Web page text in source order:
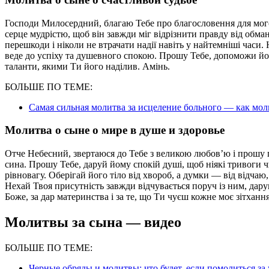
Господи Милосердний, благаю Тебе про благословення для
серце мудрістю, щоб він завжди міг відрізнити правду від
перешкоди і ніколи не втрачати надії навіть у найтемніші
веде до успіху та душевного спокою. Прошу Тебе, допоможи
таланти, якими Ти його наділив. Амінь.
БОЛЬШЕ ПО ТЕМЕ:
Самая сильная молитва за исцеление больного — как
Молитва о сыне о мире в душе и здоровье
Отче Небесний, звертаюся до Тебе з великою любов’ю і прошу
сина. Прошу Тебе, даруй йому спокій душі, щоб ніякі
рівновагу. Оберігай його тіло від хвороб, а думки — від
Нехай Твоя присутність завжди відчувається поруч із ним,
Боже, за дар материнства і за те, що Ти чуєш кожне моє
Молитвы за сына — видео
БОЛЬШЕ ПО ТЕМЕ: